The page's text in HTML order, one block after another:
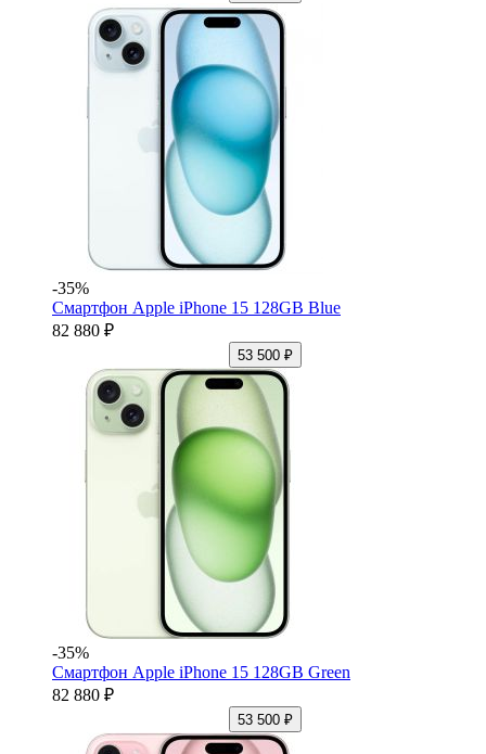
-35%
Смартфон Apple iPhone 15 128GB Blue
82 880 ₽
53 500 ₽
-35%
Смартфон Apple iPhone 15 128GB Green
82 880 ₽
53 500 ₽